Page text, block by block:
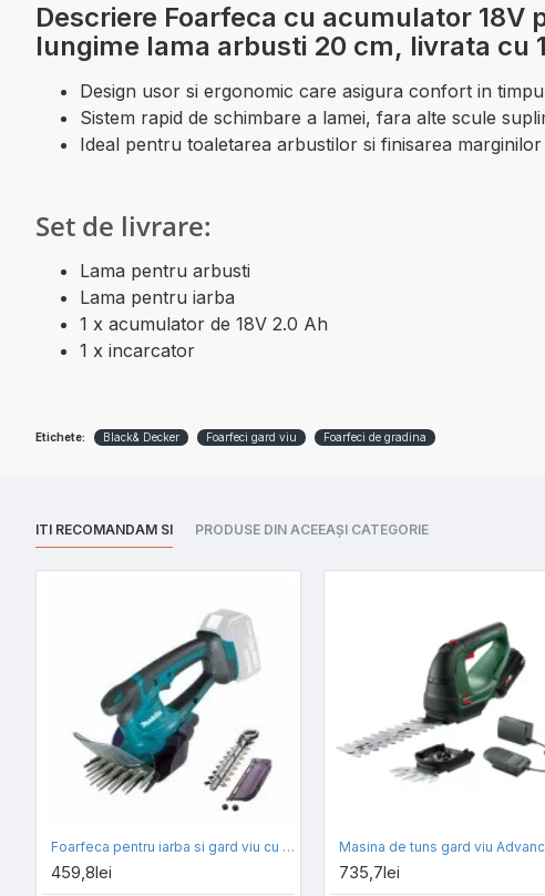
Descriere Foarfeca cu acumulator 18V
lungime lama arbusti 20 cm, livrata cu
Design usor si ergonomic care asigura confort in
Sistem rapid de schimbare a lamei, fara alte scule
Ideal pentru toaletarea arbustilor si finisarea
Set de livrare:
Lama pentru arbusti
Lama pentru iarba
1 x acumulator de 18V 2.0 Ah
1 x incarcator
Etichete: Black& Decker Foarfeci gard viu Foarfeci de gradina
ITI RECOMANDAM SI PRODUSE DIN ACEEAȘI CATEGORIE
Foarfeca pentru iarba si gard viu cu acumulator 18V Makita DUM604ZX, lama de 16 si 26 cm, livrata fara acumulator si incarcator
459,8lei 735,7lei